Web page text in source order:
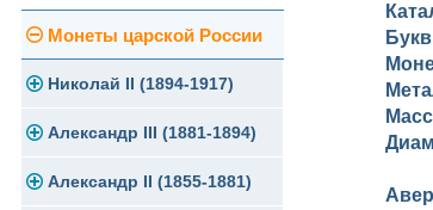
Монеты 1991-1993 гг.
Памятные и юбилейные
Погодовка СССР
Монеты 1958 года
Золотые червонцы
Памятные и юбилейные
Монеты царской России
Николай II (1894-1917)
Золото
Серебро
Александр III (1881-1894)
Золото
Александр II (1855-1881)